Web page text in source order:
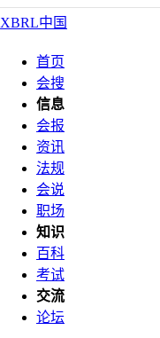
XBRL中国
首页
会搜
信息
会报
资讯
法规
会说
职场
知识
百科
考试
交流
论坛